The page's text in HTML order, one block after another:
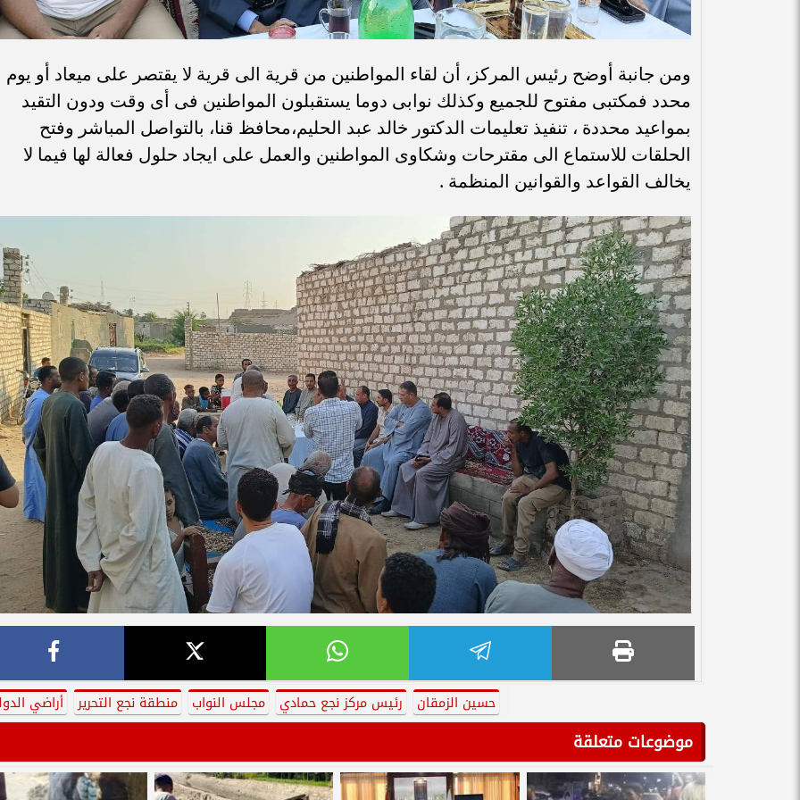
ومن جانبة أوضح رئيس المركز، أن لقاء المواطنين من قرية الى قرية لا يقتصر على ميعاد أو يوم
محدد فمكتبى مفتوح للجميع وكذلك نوابى دوما يستقبلون المواطنين فى أى وقت ودون التقيد
بمواعيد محددة ، تنفيذ تعليمات الدكتور خالد عبد الحليم،محافظ قنا، بالتواصل المباشر وفتح
الحلقات للاستماع الى مقترحات وشكاوى المواطنين والعمل على ايجاد حلول فعالة لها فيما لا
يخالف القواعد والقوانين المنظمة .
حسين الزمقان رئيس مركز نجع حمادي مجلس النواب منطقة نجع التحرير أراضي
موضوعات متعلقة